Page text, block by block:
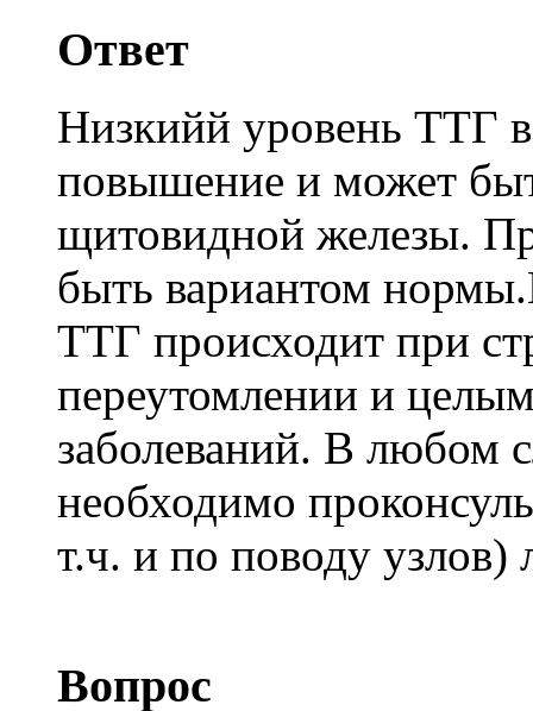
Ответ
Низкийй уровень ТТГ
повышение и может
щитовидной железы.
быть вариантом
ТТГ происходит при
переутомлении и
заболеваний. В любом
необходимо
т.ч. и по поводу узлов)
Вопрос